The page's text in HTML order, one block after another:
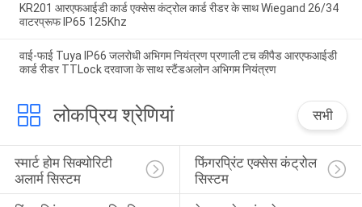
KR201 आरएफआईडी कार्ड एक्सेस कंट्रोल कार्ड रीडर के साथ Wiegand 26/34
वाटरप्रूफ IP65 125Khz
वाई-फाई Tuya IP66 जलरोधी अभिगम नियंत्रण प्रणाली टच कीपैड आरएफआईडी
कार्ड रीडर TTLock दरवाजा के साथ स्टैंडअलोन अभिगम नियंत्रण
लोकप्रिय श्रेणियां सभी
स्मार्ट होम सिक्योरिटी
अलार्म सिस्टम
फिंगरप्रिंट एक्सेस कंट्रोल
सिस्टम